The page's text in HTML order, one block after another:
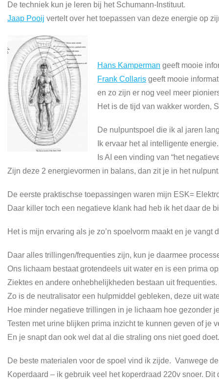
De techniek kun je leren bij het Schumann-Instituut.
Jaap Pooij vertelt over het toepassen van deze energie op
Hans Kamperman geeft mooie
Frank Collaris geeft mooie
en zo zijn er nog veel meer
Het is de tijd van wakker worden,
De nulpuntspoel die ik al jaren
Ik ervaar het al intelligente energie.
Is AI een vinding van “het
Zijn deze 2 energievormen in balans, dan zit je in het
De eerste praktischse toepassingen waren mijn ESK=
Daar killer toch een negatieve klank had heb ik het daar de
Het is mijn ervaring als je zo’n spoelvorm maakt en je vangt
Daar alles trillingen/frequenties zijn, kun je daarmee
Ons lichaam bestaat grotendeels uit water en is een prima
Ziektes en andere onhebhelijkheden bestaan uit frequenties.
Zo is de neutralisator een hulpmiddel gebleken, deze uit
Hoe minder negatieve trillingen in je lichaam hoe gezonder
Testen met urine blijken prima inzicht te kunnen geven of je
En je snapt dan ook wel dat al die straling ons niet goed doet.
De beste materialen voor de spoel vind ik zijde. Vanwege
Koperdaard – ik gebruik veel het koperdraad 220v snoer.